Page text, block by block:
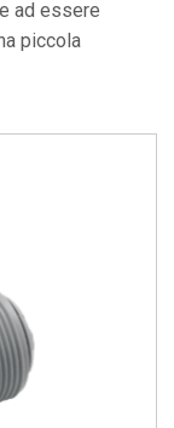
ad essere
piccola
la
La filettatura è:
I raccordi
7001.